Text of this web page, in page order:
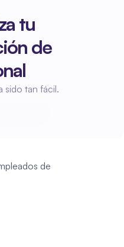
tu
de
sido tan fácil.
de